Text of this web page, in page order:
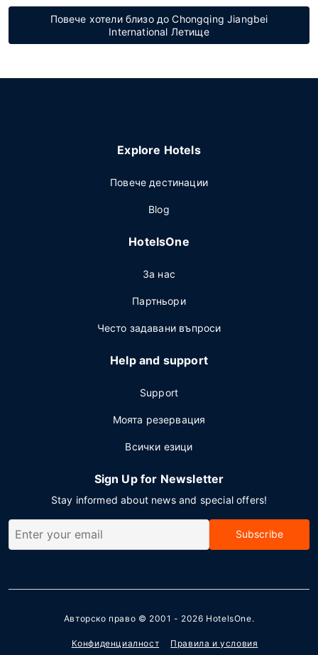
Повече хотели близо до Chongqing Jiangbei
International Летище
Explore Hotels
Повече дестинации
Blog
HotelsOne
За нас
Партньори
Често задавани въпроси
Help and support
Support
Моята резервация
Всички езици
Sign Up for Newsletter
Stay informed about news and special offers!
Subscribe
Авторско право © 2001 - 2026 HotelsOne.
Конфиденциалност Правила и условия